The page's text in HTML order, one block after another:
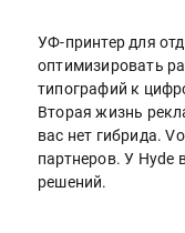
УФ-принтер для
оптимизировать
типографий к
Вторая жизнь
вас нет гибрида.
партнеров. У Hyde
решений.